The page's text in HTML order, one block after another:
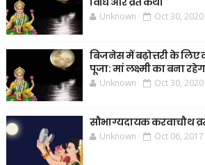
Unknown Oct 30, 2020
बिजनेस में बढ़ोत्तरी के लिए
पूजा: मां लक्ष्मी का बना
Unknown Oct 30, 2020
सौभाग्यदायक करवाचौथ
Unknown Oct 06, 2017